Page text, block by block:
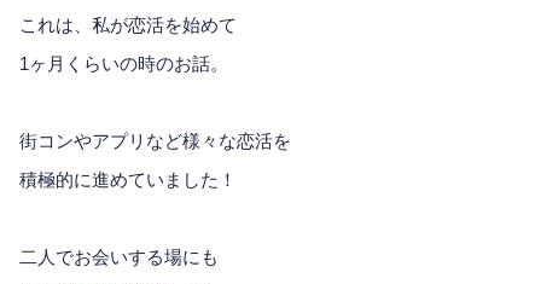
これは、私が恋活を始めて
1ヶ月くらいの時のお話。
街コンやアプリなど様々な恋活を
積極的に進めていました！
二人でお会いする場にも